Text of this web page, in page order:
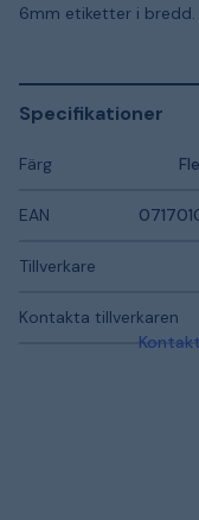
6mm etiketter i bredd.
Specifikationer
Färg
EAN
Tillverkare
Kontakta tillverkaren